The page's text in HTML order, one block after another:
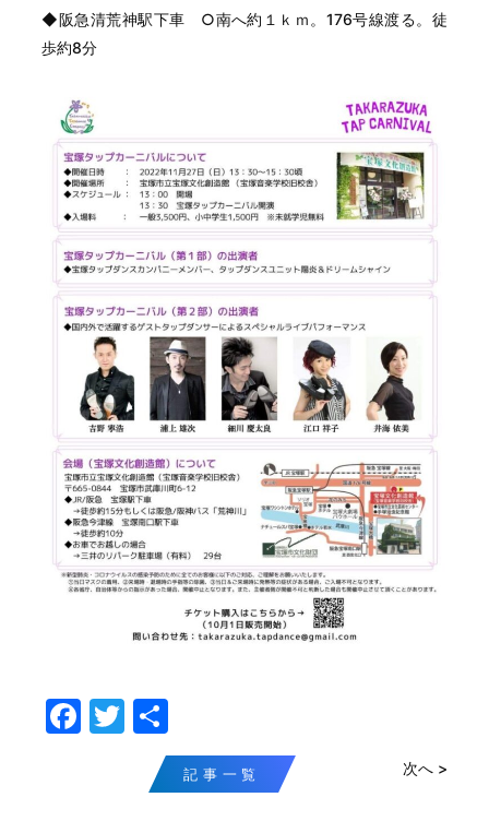
◆阪急清荒神駅下車 ○南へ約１ｋｍ。176号線渡る。徒
歩約8分
F
T
itt
有
次へ >
記事一覧